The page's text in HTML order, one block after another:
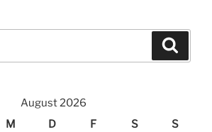
August 2026
M D F S S